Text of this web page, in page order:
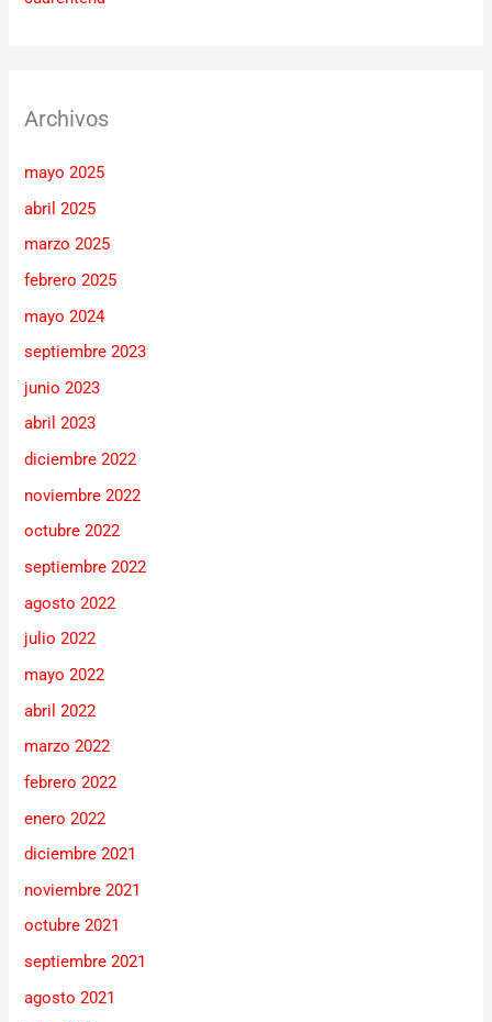
Archivos
mayo 2025
abril 2025
marzo 2025
febrero 2025
mayo 2024
septiembre 2023
junio 2023
abril 2023
diciembre 2022
noviembre 2022
octubre 2022
septiembre 2022
agosto 2022
julio 2022
mayo 2022
abril 2022
marzo 2022
febrero 2022
enero 2022
diciembre 2021
noviembre 2021
octubre 2021
septiembre 2021
agosto 2021